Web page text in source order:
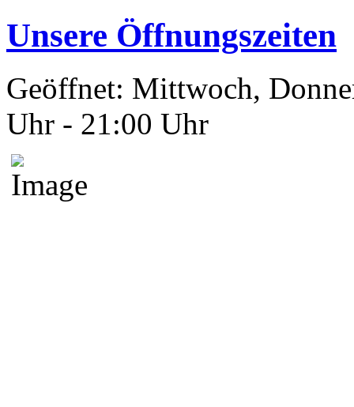
Unsere Öffnungszeiten
Geöffnet: Mittwoch,
Uhr - 21:00 Uhr